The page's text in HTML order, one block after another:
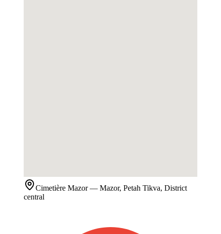
Cimetière Mazor— Mazor, Petah Tikva, District
central